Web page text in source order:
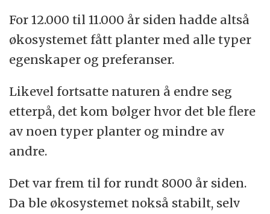
For 12.000 til 11.000 år siden hadde altså
økosystemet fått planter med alle typer
egenskaper og preferanser.
Likevel fortsatte naturen å endre seg
etterpå, det kom bølger hvor det ble flere
av noen typer planter og mindre av
andre.
Det var frem til for rundt 8000 år siden.
Da ble økosystemet nokså stabilt, selv